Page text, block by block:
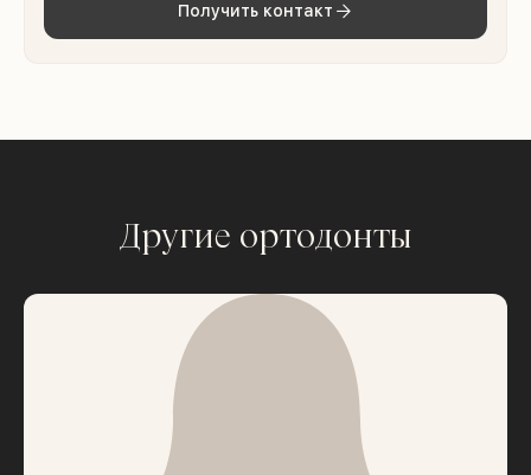
Получить контакт
Другие ортодонты